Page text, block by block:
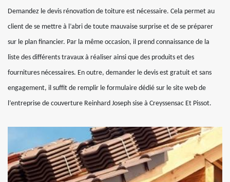
Demandez le devis rénovation de toiture est nécessaire. Cela permet au
client de se mettre à l’abri de toute mauvaise surprise et de se préparer
sur le plan financier. Par la même occasion, il prend connaissance de la
liste des différents travaux à réaliser ainsi que des produits et des
fournitures nécessaires. En outre, demander le devis est gratuit et sans
engagement, il suffit de remplir le formulaire dédié sur le site web de
l’entreprise de couverture Reinhard Joseph sise à Creyssensac Et Pissot.